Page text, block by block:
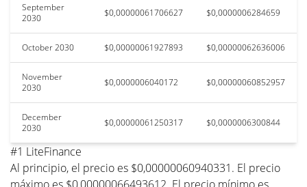
September
2030
$0,00000061706627 $0,0000006284659
October 2030 $0,00000061927893 $0,00000062636006
November
2030
$0,0000006040172 $0,00000060852957
December
2030
$0,00000061250317 $0,0000006300844
#1 LiteFinance
Al principio, el precio es $0,00000060940331. El precio